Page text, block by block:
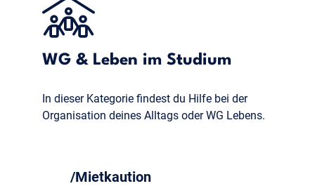
WG & Leben im Studium
In dieser Kategorie findest du Hilfe bei der
Organisation deines Alltags oder WG Lebens.
Mietkaution